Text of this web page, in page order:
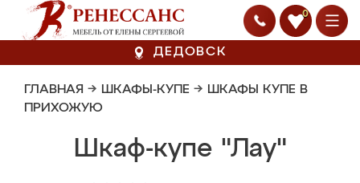
0
ДЕДОВСК
ГЛАВНАЯ → ШКАФЫ-КУПЕ → ШКАФЫ КУПЕ В
ПРИХОЖУЮ
Шкаф-купе "Лау"